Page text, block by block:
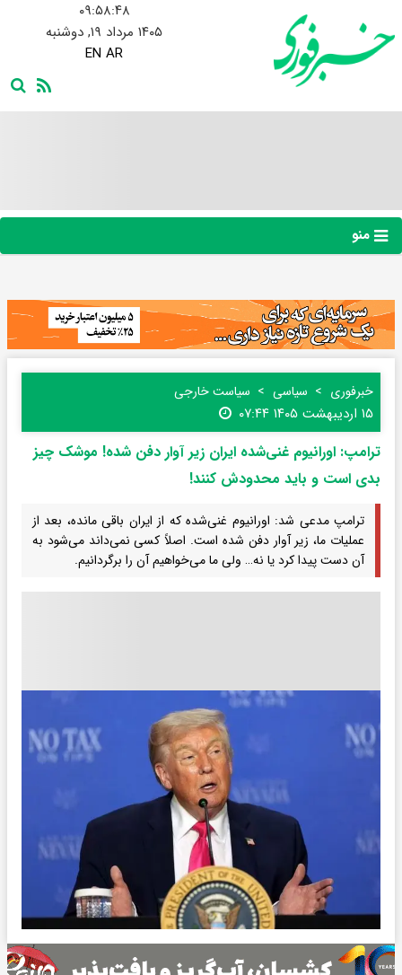
۰۹:۵۸:۴۸
۱۴۰۵ مرداد ۱۹, دوشنبه
EN AR
منو
خبرفوری سیاسی سیاست خارجی
۱۵ اردیبهشت ۱۴۰۵ ۰۷:۴۴
ترامپ: اورانیوم غنی‌شده‌ ایران زیر آوار دفن شده! موشک چیز
بدی است و باید محدودش کنند!
ترامپ مدعی شد: اورانیوم غنی‌شده‌ که از ایران باقی مانده، بعد از
عملیات ما، زیر آوار دفن شده است. اصلاً کسی نمی‌داند می‌شود به
آن دست پیدا کرد یا نه… ولی ما می‌خواهیم آن را برگردانیم.